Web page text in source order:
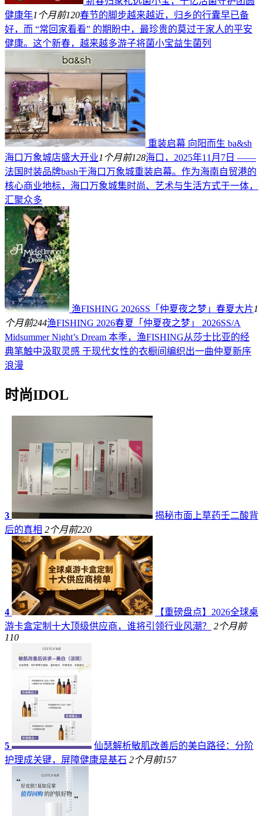
健康年1个月前120春节的脚步越来越近，归乡的行囊早已备
好，而 “常回家看看” 的期盼中，最珍贵的莫过于家人的平安
健康。这个新春，越来越多游子将菌小宝益生菌列
重装启幕 向阳而生 ba&sh
海口万象城店盛大开业1个月前128海口，2025年11月7日 ——
法国时装品牌bash于海口万象城重装启幕。作为海南自贸港的
核心商业地标，海口万象城集时尚、艺术与生活方式于一体，
汇聚众多
渔FISHING 2026SS「仲夏夜之梦」春夏大片1
个月前244渔FISHING 2026春夏「仲夏夜之梦」 2026SS/A
Midsummer Night’s Dream 本季，渔FISHING从莎士比亚的经
典笔触中汲取灵感 于现代女性的衣橱间编织出一曲仲夏新序
浪漫
时尚IDOL
3
揭秘市面上草药壬二酸背
后的真相 2个月前220
4
【重磅盘点】2026全球桌
游卡盒定制十大顶级供应商，谁将引领行业风潮？
2个月前
110
5
仙瑟解析敏肌改善后的美白路径：分阶
护理成关键，屏障健康是基石 2个月前157